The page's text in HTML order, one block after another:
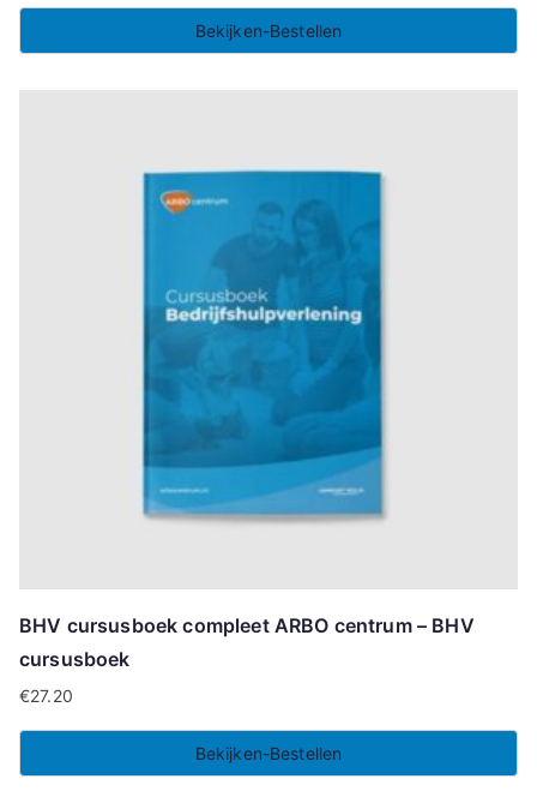
Bekijken-Bestellen
BHV cursusboek compleet ARBO centrum – BHV
cursusboek
€27.20
Bekijken-Bestellen